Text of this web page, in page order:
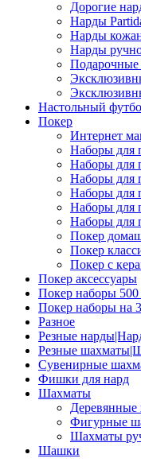
Дорогие
Нарды
Нарды
Нарды
Подарочные
Настольный
Покер
Интернет
Наборы для
Наборы для
Наборы для
Наборы для
Наборы для
Наборы для
Покер
Покер
Покер с
Покер аксессуары
Покер наборы
Покер наборы на
Разное
Резные
Резные
Сувенирные
Фишки для нард
Шахматы
Фигурные
Шахматы
Шашки